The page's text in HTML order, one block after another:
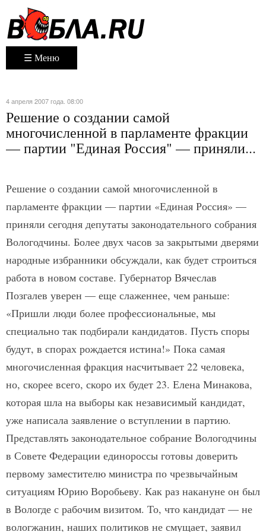
☰ Меню
4 апреля 2007 года. 08:00
Решение о создании самой
многочисленной в парламенте фракции
— партии "Единая Россия" — приняли...
Решение о создании самой многочисленной в
парламенте фракции — партии «Единая Россия» —
приняли сегодня депутаты законодательного собрания
Вологодчины. Более двух часов за закрытыми дверями
народные избранники обсуждали, как будет строиться
работа в новом составе. Губернатор Вячеслав
Позгалев уверен — еще слаженнее, чем раньше:
«Пришли люди более профессиональные, мы
специально так подбирали кандидатов. Пусть споры
будут, в спорах рождается истина!» Пока самая
многочисленная фракция насчитывает 22 человека,
но, скорее всего, скоро их будет 23. Елена Минакова,
которая шла на выборы как независимый кандидат,
уже написала заявление о вступлении в партию.
Представлять законодательное собрание Вологодчины
в Совете Федерации единороссы готовы доверить
первому заместителю министра по чрезвычайным
ситуациям Юрию Воробьеву. Как раз накануне он был
в Вологде с рабочим визитом. То, что кандидат — не
вологжанин, наших политиков не смущает, заявил